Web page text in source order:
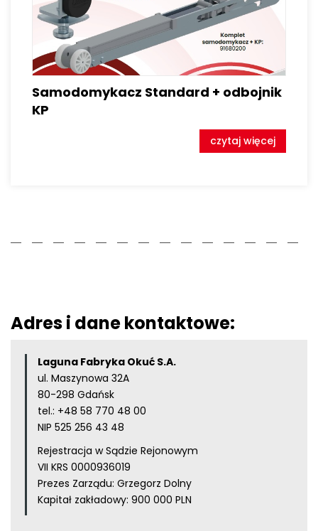
Samodomykacz Standard + odbojnik
KP
czytaj więcej
Adres i dane kontaktowe:
Laguna Fabryka Okuć S.A.
ul. Maszynowa 32A
80-298 Gdańsk
tel.: +48 58 770 48 00
NIP 525 256 43 48
Rejestracja w Sądzie Rejonowym
VII KRS 0000936019
Prezes Zarządu: Grzegorz Dolny
Kapitał zakładowy: 900 000 PLN